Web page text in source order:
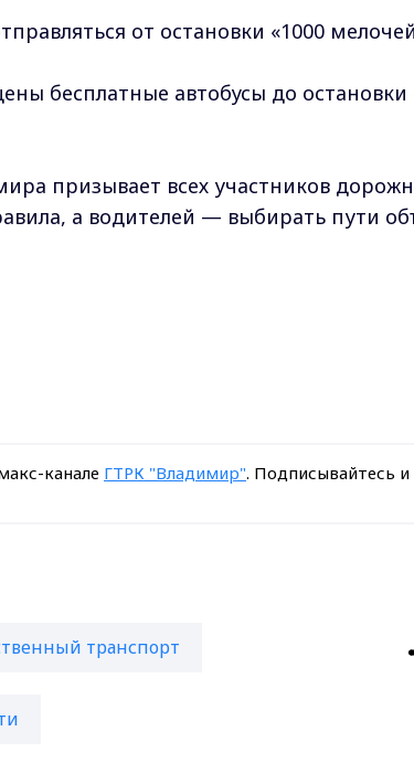
от остановки «1000
бесплатные автобусы до остановки
призывает всех участников
а водителей — выбирать пути
канале ГТРК "Владимир". Подписывайтесь и
транспорт